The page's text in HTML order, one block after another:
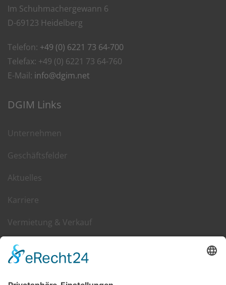
Im Schuhmachergewann 6
D-69123 Heidelberg
Telefon: +49 (0) 6221 73 64-700
Telefax: +49 (0) 6221 73 64-760
E-Mail: info@dgim.net
DGIM Links
Unternehmen
Geschäftsfelder
Aktuelles
Karriere
Vermietung & Verkauf
Kontakt